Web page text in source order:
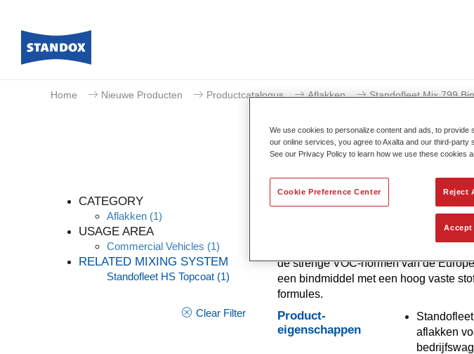
Home Nieuwe Producten Productcatalogus Aflakken Standofleet Mix 799
CATEGORY
Aflakken (1)
USAGE AREA
Commercial Vehicles (1)
RELATED MIXING SYSTEM
Standofleet HS Topcoat (1)
Clear Filter
de strenge VOC-normen van de
een bindmiddel met een hoog vaste
formules.
Product-
eigenschappen
aflakken
We use cookies to personalize content and ads, to
our online services, you agree to Axalta and our third-party
See our Privacy Policy to learn how we use these cookies
Reject
Accept
Cookie Preference Center